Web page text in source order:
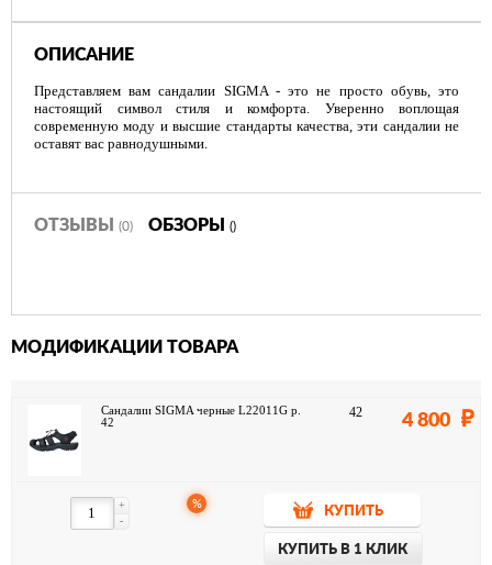
ОПИСАНИЕ
Представляем вам сандалии SIGMA - это не просто обувь, это
настоящий символ стиля и комфорта. Уверенно воплощая
современную моду и высшие стандарты качества, эти сандалии не
оставят вас равнодушными.
ОТЗЫВЫ (0) ОБЗОРЫ ()
МОДИФИКАЦИИ ТОВАРА
Сандалии SIGMA черные L22011G р.
42
42 4 800
-
+ %
КУПИТЬ
КУПИТЬ В 1 КЛИК